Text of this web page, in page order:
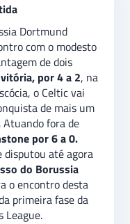
3 a 0 no Bruges
enfiaram 5 a 1 no
É nosucesso do
para o
rodada da
2024/2025. No
é naopção
Dortmund
com o modesto
de dois
vitória, por 4 a 2, na
o Celtic vai
de mais um
Atuando fora de
por 6 a 0.
disputou até agora
do Borussia
o encontro desta
primeira fase da
League.